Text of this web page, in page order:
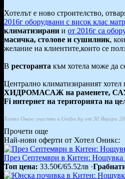
Хотелът е ново строителство,
2016г оборудвани с висок клас
климатизирани и от 2016г са
масичка, столове и сушилник,
желание на клиентите,които се
В ресторантa към хотела може да
Централно климатизираният хотел
ХИДРОМАСАЖ на раменете,
Fi интернет на територията на
Хотел Оникс участва в Grabo.bg от 30 Януари
Прочети още
Най-нови оферти от Хотел Оникс:
През Септември в Китен: Нощувка
Топ цена: 33.50€/65.52лв ·